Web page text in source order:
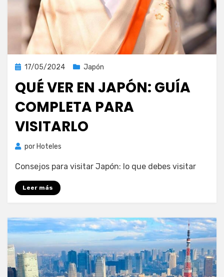
Publicada
17/05/2024 Japón
QUÉ VER EN JAPÓN: GUÍA
COMPLETA PARA
VISITARLO
por Hoteles
Consejos para visitar Japón: lo que debes visitar
Leer más